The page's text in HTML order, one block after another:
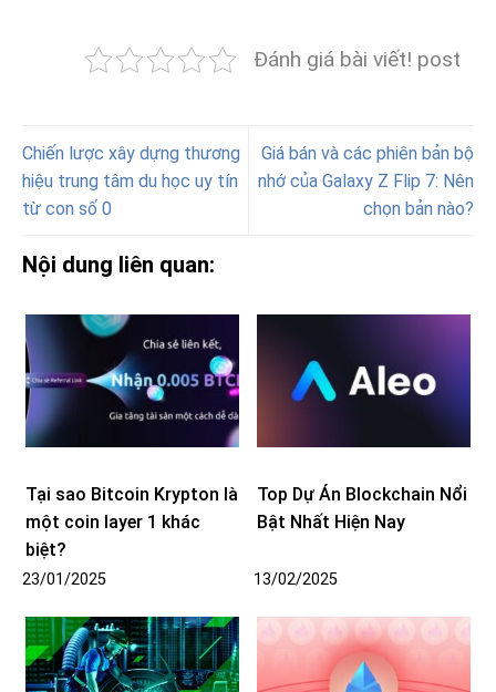
Đánh giá bài viết! post
Chiến lược xây dựng thương
hiệu trung tâm du học uy tín
từ con số 0
Giá bán và các phiên bản bộ
nhớ của Galaxy Z Flip 7: Nên
chọn bản nào?
Nội dung liên quan:
Tại sao Bitcoin Krypton là
một coin layer 1 khác
biệt?
23/01/2025
Top Dự Án Blockchain Nổi
Bật Nhất Hiện Nay
13/02/2025